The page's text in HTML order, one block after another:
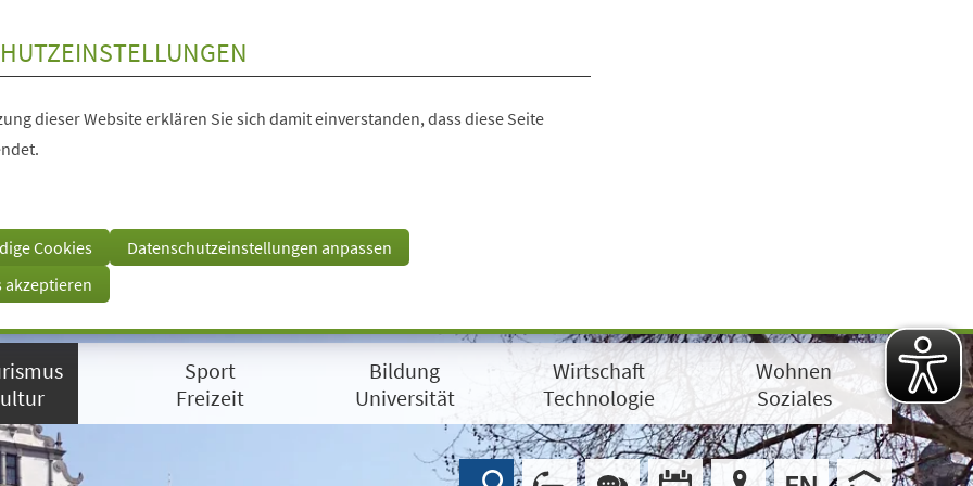
dieser Website erklären Sie sich damit einverstanden, dass diese Seite
Cookies
Datenschutzeinstellungen anpassen
akzeptieren
Sport
Freizeit
Bildung
Universität
Wirtschaft
Technologie
Wohnen
Soziales